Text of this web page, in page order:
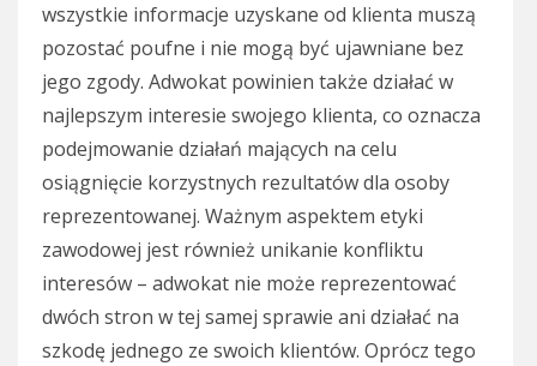
wszystkie informacje uzyskane od klienta muszą
pozostać poufne i nie mogą być ujawniane bez
jego zgody. Adwokat powinien także działać w
najlepszym interesie swojego klienta, co oznacza
podejmowanie działań mających na celu
osiągnięcie korzystnych rezultatów dla osoby
reprezentowanej. Ważnym aspektem etyki
zawodowej jest również unikanie konfliktu
interesów – adwokat nie może reprezentować
dwóch stron w tej samej sprawie ani działać na
szkodę jednego ze swoich klientów. Oprócz tego